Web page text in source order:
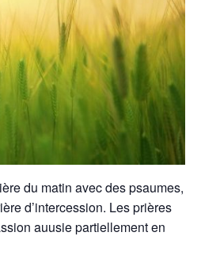
du matin avec des psaumes,
d’intercession. Les prières
auusie partiellement en